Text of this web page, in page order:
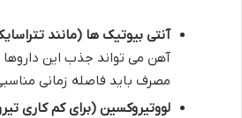
آنتی بیوتیک ها (مانند
آهن می تواند جذب این
مصرف باید فاصله زمانی
لووتیروکسین (برای کم کاری